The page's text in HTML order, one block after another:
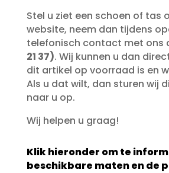
Stel u ziet een schoen of tas
website, neem dan tijdens
telefonisch contact met ons
21 37). Wij kunnen u dan
dit artikel op voorraad is en
Als u dat wilt, dan sturen wij
naar u op.
Wij helpen u graag!
Klik hieronder om te
beschikbare maten en de